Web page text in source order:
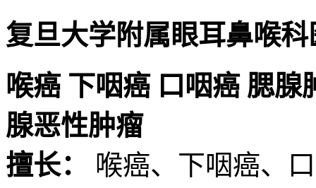
复旦大学附属眼耳鼻喉
喉癌 下咽癌 口咽癌 腮腺
腺恶性肿瘤
擅长：
喉癌、下咽癌、